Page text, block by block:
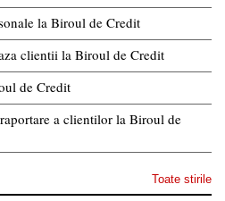
la Biroul de Credit
clientii la Biroul de Credit
de Credit
a clientilor la Biroul de
Toate stirile